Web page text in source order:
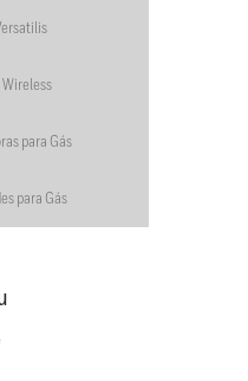
Wireless
para Gás
para Gás